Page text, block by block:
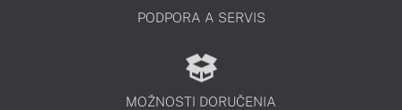
PODPORA A SERVIS
MOŽNOSTI DORUČENIA